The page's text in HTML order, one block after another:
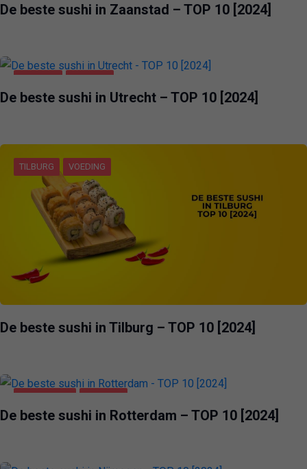
De beste sushi in Zaanstad – TOP 10 [2024]
UTRECHT VOEDING
De beste sushi in Utrecht – TOP 10 [2024]
TILBURG VOEDING
De beste sushi in Tilburg – TOP 10 [2024]
De beste sushi in Rotterdam – TOP 10 [2024]